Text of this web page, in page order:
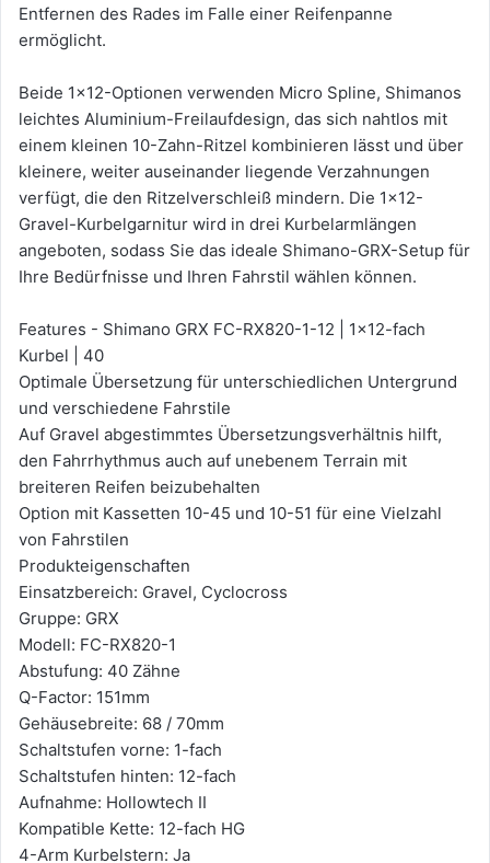
Entfernen des Rades im Falle einer Reifenpanne
ermöglicht.
Beide 1x12-Optionen verwenden Micro Spline, Shimanos
leichtes Aluminium-Freilaufdesign, das sich nahtlos mit
einem kleinen 10-Zahn-Ritzel kombinieren lässt und über
kleinere, weiter auseinander liegende Verzahnungen
verfügt, die den Ritzelverschleiß mindern. Die 1x12-
Gravel-Kurbelgarnitur wird in drei Kurbelarmlängen
angeboten, sodass Sie das ideale Shimano-GRX-Setup für
Ihre Bedürfnisse und Ihren Fahrstil wählen können.
Features - Shimano GRX FC-RX820-1-12 | 1x12-fach
Kurbel | 40
Optimale Übersetzung für unterschiedlichen Untergrund
und verschiedene Fahrstile
Auf Gravel abgestimmtes Übersetzungsverhältnis hilft,
den Fahrrhythmus auch auf unebenem Terrain mit
breiteren Reifen beizubehalten
Option mit Kassetten 10-45 und 10-51 für eine Vielzahl
von Fahrstilen
Produkteigenschaften
Einsatzbereich: Gravel, Cyclocross
Gruppe: GRX
Modell: FC-RX820-1
Abstufung: 40 Zähne
Q-Factor: 151mm
Gehäusebreite: 68 / 70mm
Schaltstufen vorne: 1-fach
Schaltstufen hinten: 12-fach
Aufnahme: Hollowtech II
Kompatible Kette: 12-fach HG
4-Arm Kurbelstern: Ja